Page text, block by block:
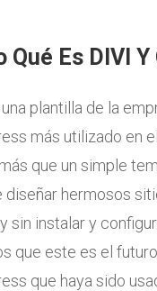
Qué Es DIVI
una plantilla de la
más utilizado en
que un simple
diseñar hermosos
sin instalar y
que este es el
que haya sido